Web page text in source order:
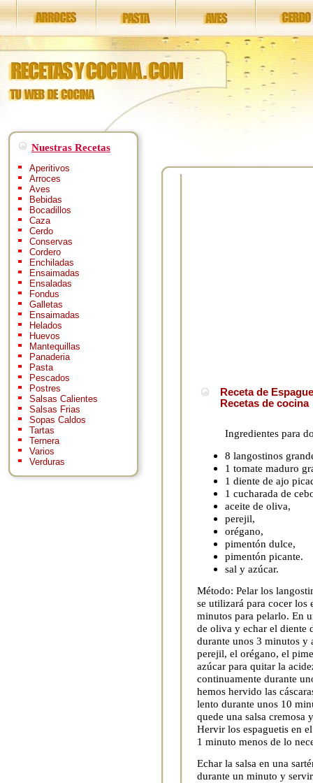
Nuestras Recetas
Aperitivos
Arroces
Aves
Bebidas
Bocadillos
Caza
Cerdo
Conservas
Cordero
Enchiladas
Ensaimadas
Ensaladas
Fondus
Galletas
Ensaimadas
Helados
Huevos
Mantequillas
Panaderia
Pasta
Pescados
Postres
Salsas Calientes
Salsas Frias
Sopas Caldos
Tartas
Ternera
Varios
Verduras
Receta de
Recetas de cocina
Ingredientes para
8 langostinos
1 tomate maduro
1 diente de ajo
1 cucharada de
aceite de oliva,
perejil,
orégano,
pimentón dulce,
pimentón picante.
sal y azúcar.
Método: Pelar los
se utilizará para cocer los
minutos para pelarlo. En
de oliva y echar el diente
durante unos 3 minutos y
perejil, el orégano, el
azúcar para quitar la
continuamente durante
hemos hervido las
lento durante unos 10
quede una salsa cremosa
Hervir los espaguetis en
1 minuto menos de lo
Echar la salsa en una
durante un minuto y